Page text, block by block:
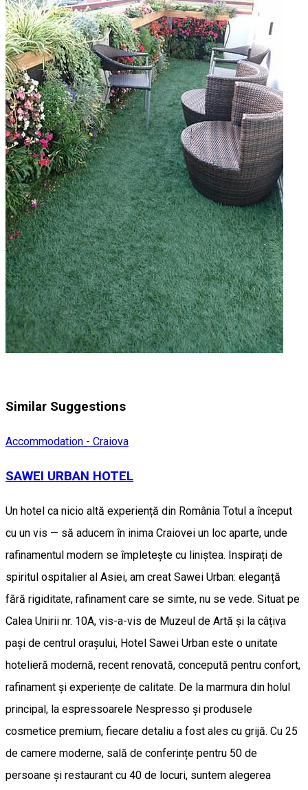
Similar Suggestions
Accommodation - Craiova
SAWEI URBAN HOTEL
Un hotel ca nicio altă experiență din România Totul a început
cu un vis — să aducem în inima Craiovei un loc aparte, unde
rafinamentul modern se împletește cu liniștea. Inspirați de
spiritul ospitalier al Asiei, am creat Sawei Urban: eleganță
fără rigiditate, rafinament care se simte, nu se vede. Situat pe
Calea Unirii nr. 10A, vis-a-vis de Muzeul de Artă și la câțiva
pași de centrul orașului, Hotel Sawei Urban este o unitate
hotelieră modernă, recent renovată, concepută pentru confort,
rafinament și experiențe de calitate. De la marmura din holul
principal, la espressoarele Nespresso și produsele
cosmetice premium, fiecare detaliu a fost ales cu grijă. Cu 25
de camere moderne, sală de conferințe pentru 50 de
persoane și restaurant cu 40 de locuri, suntem alegerea